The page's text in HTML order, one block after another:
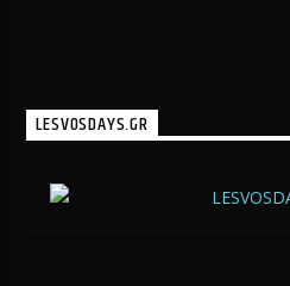
LESVOSDAYS.GR